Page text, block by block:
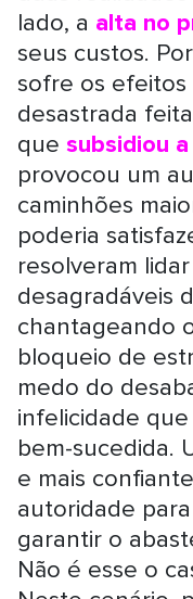
lado, a alta no
seus custos.
sofre os
desastrada
que subsidiou
provocou um
caminhões
poderia
resolveram
desagradáveis
chantageando
bloqueio de
medo do
infelicidade
bem-sucedida.
e mais
autoridade
garantir o
Não é esse o